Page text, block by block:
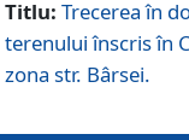
Titlu: Trecerea în
terenului înscris în
zona str. Bârsei.